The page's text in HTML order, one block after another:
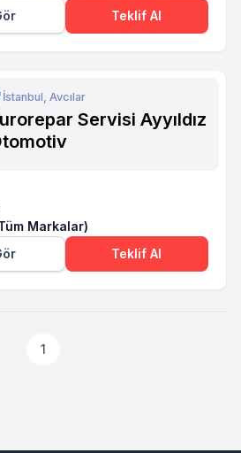
Teklif Al
İstanbul, Avcılar
Servisi Ayyıldız
Markalar)
Teklif Al
1